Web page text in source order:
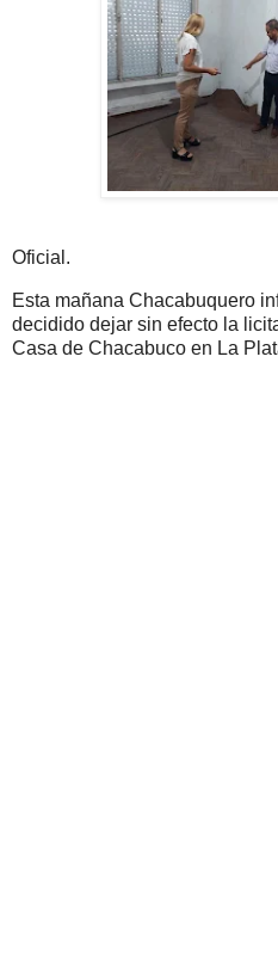
Oficial.
Esta mañana Chacabuquero
decidido dejar sin efecto la
Casa de Chacabuco en La